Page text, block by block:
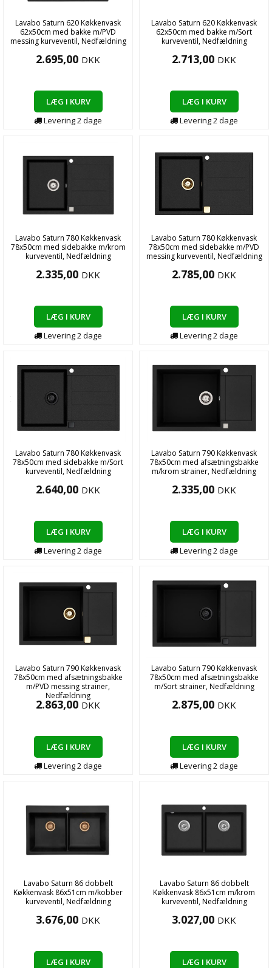
Lavabo Saturn 620 Køkkenvask
62x50cm med bakke m/PVD
messing kurveventil, Nedfældning
2.695,00 DKK
LÆG I KURV
Levering2dage
Lavabo Saturn 620 Køkkenvask
62x50cm med bakke m/Sort
kurveventil, Nedfældning
2.713,00 DKK
LÆG I KURV
Levering2dage
Lavabo Saturn 780 Køkkenvask
78x50cm med sidebakke m/krom
kurveventil, Nedfældning
2.335,00 DKK
LÆG I KURV
Levering2dage
Lavabo Saturn 780 Køkkenvask
78x50cm med sidebakke m/PVD
messing kurveventil, Nedfældning
2.785,00 DKK
LÆG I KURV
Levering2dage
Lavabo Saturn 780 Køkkenvask
78x50cm med sidebakke m/Sort
kurveventil, Nedfældning
2.640,00 DKK
LÆG I KURV
Levering2dage
Lavabo Saturn 790 Køkkenvask
78x50cm med afsætningsbakke
m/krom strainer, Nedfældning
2.335,00 DKK
LÆG I KURV
Levering2dage
Lavabo Saturn 790 Køkkenvask
78x50cm med afsætningsbakke
m/PVD messing strainer,
Nedfældning
2.863,00 DKK
LÆG I KURV
Levering2dage
Lavabo Saturn 790 Køkkenvask
78x50cm med afsætningsbakke
m/Sort strainer, Nedfældning
2.875,00 DKK
LÆG I KURV
Levering2dage
Lavabo Saturn 86 dobbelt
Køkkenvask 86x51cm m/kobber
kurveventil, Nedfældning
3.676,00 DKK
LÆG I KURV
Lavabo Saturn 86 dobbelt
Køkkenvask 86x51cm m/krom
kurveventil, Nedfældning
3.027,00 DKK
LÆG I KURV